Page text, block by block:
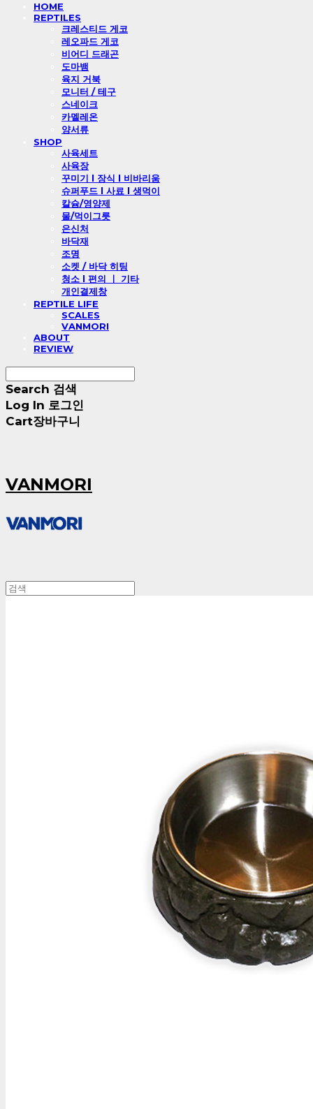
HOME
REPTILES
크레스티드 게코
레오파드 게코
비어디 드래곤
도마뱀
육지 거북
모니터 / 테구
스네이크
카멜레온
양서류
SHOP
사육세트
사육장
꾸미기 l 장식 l 비바리움
슈퍼푸드 l 사료 l 생먹이
칼슘/영양제
물/먹이그릇
은신처
바닥재
조명
소켓 / 바닥 히팅
청소 l 편의 ㅣ 기타
개인결제창
REPTILE LIFE
SCALES
VANMORI
ABOUT
REVIEW
Search 검색
Log In 로그인
Cart장바구니
VANMORI